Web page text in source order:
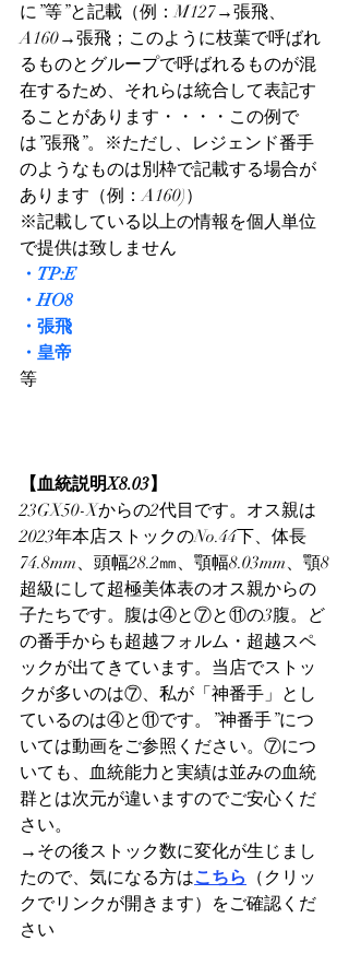
に”等”と記載（例：M127→張飛、
A160→張飛；このように枝葉で呼ばれ
るものとグループで呼ばれるものが混
在するため、それらは統合して表記す
ることがあります・・・・この例で
は”張飛”。※ただし、レジェンド番手
のようなものは別枠で記載する場合が
あります（例：A160)）
※記載している以上の情報を個人単位
で提供は致しません
・TP:E
・HO8
・張飛
・皇帝
等
【血統説明X8.03】
23GX50-Xからの2代目です。オス親は
2023年本店ストックのNo.44下、体長
74.8mm、頭幅28.2㎜、顎幅8.03mm、顎8
超級にして超極美体表のオス親からの
子たちです。腹は④と⑦と⑪の3腹。ど
の番手からも超越フォルム・超越スペ
ックが出てきています。当店でストッ
クが多いのは⑦、私が「神番手」とし
ているのは④と⑪です。”神番手”につ
いては動画をご参照ください。⑦につ
いても、血統能力と実績は並みの血統
群とは次元が違いますのでご安心くだ
さい。
→その後ストック数に変化が生じまし
たので、気になる方はこちら （クリッ
クでリンクが開きます）をご確認くだ
さい